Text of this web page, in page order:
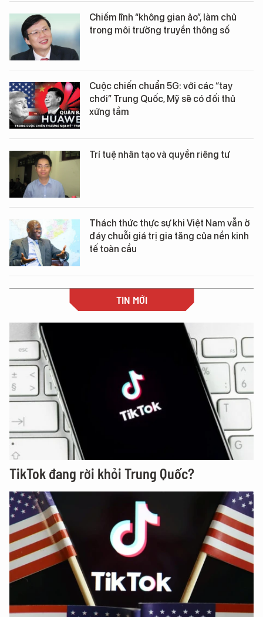
Chiếm lĩnh “không gian ảo”, làm chủ
trong môi trường truyền thông số
Cuộc chiến chuẩn 5G: với các “tay
chơi” Trung Quốc, Mỹ sẽ có đối thủ
xứng tầm
Trí tuệ nhân tạo và quyền riêng tư
Thách thức thực sự khi Việt Nam vẫn ở
đáy chuỗi giá trị gia tăng của nền kinh
tế toàn cầu
TIN MỚI
TikTok đang rời khỏi Trung Quốc?